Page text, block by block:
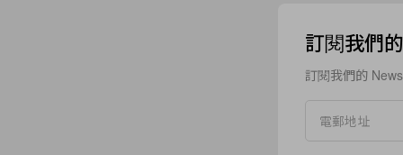
訂閱我們
訂閱我們的